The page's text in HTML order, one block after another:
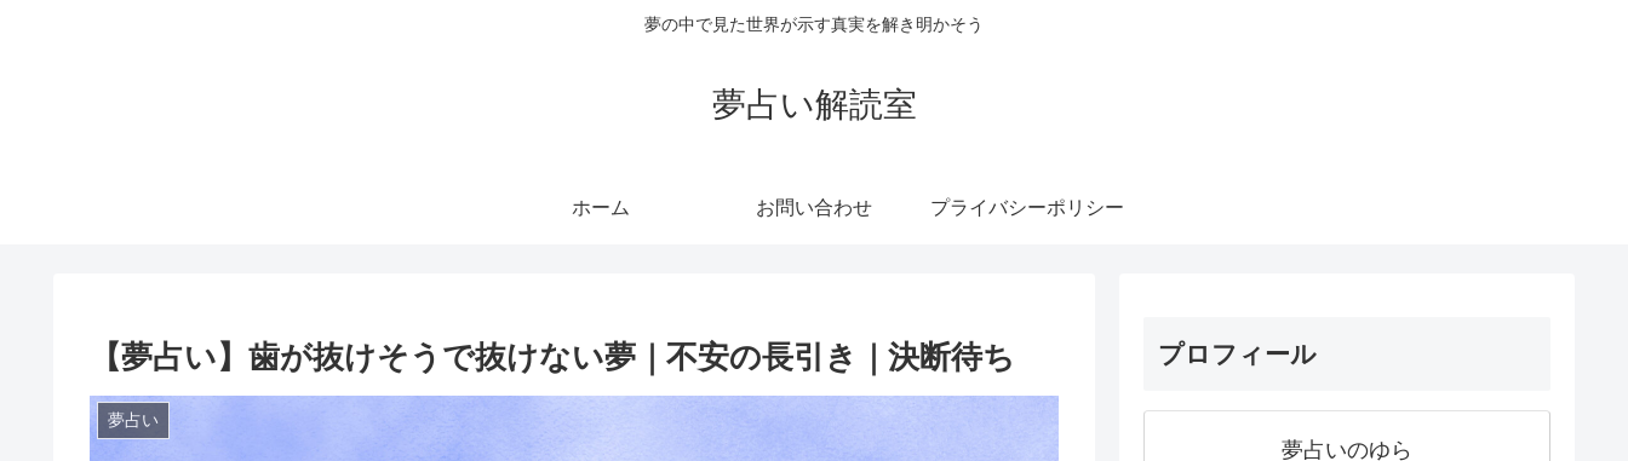
夢の中で見た世界が示す真実を解き明かそう
夢占い解読室
ホーム お問い合わせ プライバシーポリシー
【夢占い】歯が抜けそうで抜けない夢｜不安の長引き｜決断待ち
夢占い
プロフィール
夢占いのゆら